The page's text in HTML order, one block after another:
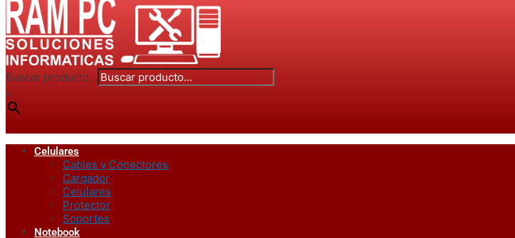
Buscar producto...
×
Celulares
Cables y Conectores
Cargador
Celulares
Protector
Soportes
Notebook